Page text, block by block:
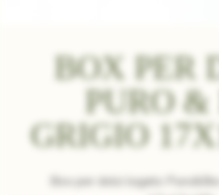
BOX PER
PURO
GRIGIO
Box per dolci logato